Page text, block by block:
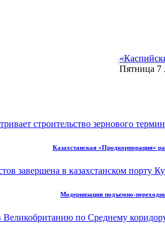
Пятница 7
Казахстанская «Продкорпорация»
Модернизация подъемно-